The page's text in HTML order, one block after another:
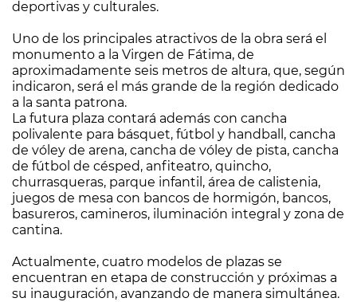
deportivas y culturales.
Uno de los principales atractivos de la obra será el
monumento a la Virgen de Fátima, de
aproximadamente seis metros de altura, que, según
indicaron, será el más grande de la región dedicado
a la santa patrona.
La futura plaza contará además con cancha
polivalente para básquet, fútbol y handball, cancha
de vóley de arena, cancha de vóley de pista, cancha
de fútbol de césped, anfiteatro, quincho,
churrasqueras, parque infantil, área de calistenia,
juegos de mesa con bancos de hormigón, bancos,
basureros, camineros, iluminación integral y zona de
cantina.
Actualmente, cuatro modelos de plazas se
encuentran en etapa de construcción y próximas a
su inauguración, avanzando de manera simultánea.